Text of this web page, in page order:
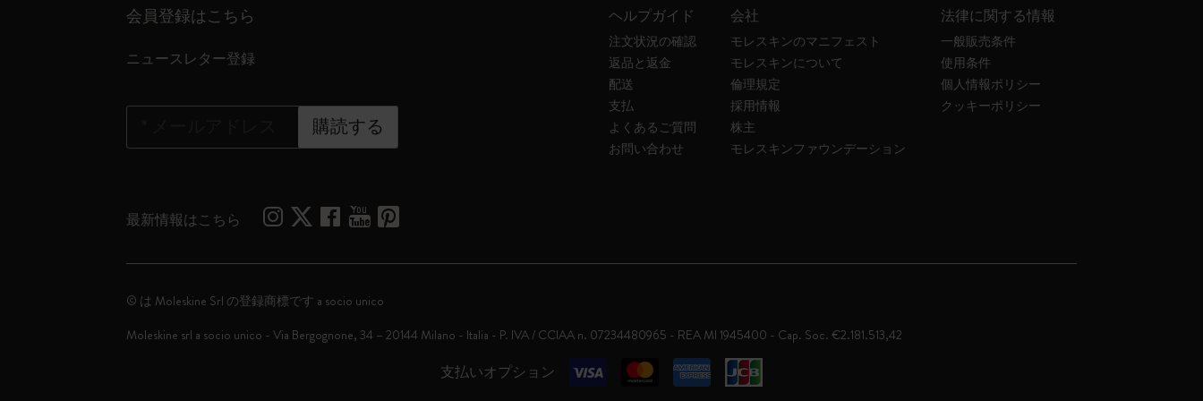
会員登録はこちら
ニュースレター登録
購読する
ヘルプガイド
注文状況の確認
返品と返金
配送
支払
よくあるご質問
お問い合わせ
会社
モレスキンのマニフェスト
モレスキンについて
倫理規定
採用情報
株主
モレスキンファウンデーション
法律に関する情報
一般販売条件
使用条件
個人情報ポリシー
クッキーポリシー
最新情報はこちら
支払いオプション
© は Moleskine Srl の登録商標です a socio unico
Moleskine srl a socio unico - Via Bergognone, 34 – 20144 Milano - Italia - P. IVA / CCIAA n. 07234480965 - REA MI 1945400 - Cap. Soc. €2.181.513,42